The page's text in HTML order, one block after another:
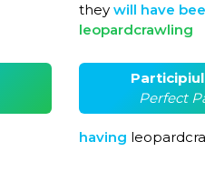
they will have
leopardcrawling
Perfect
having